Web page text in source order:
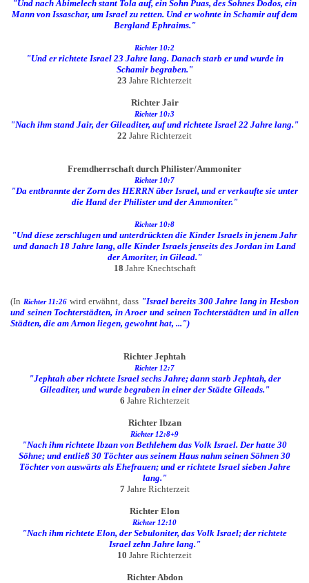
"Und nach Abimelech stant Tola auf, ein Sohn Puas, des Sohnes Dodos, ein
Mann von Issaschar, um Israel zu retten. Und er wohnte in Schamir auf dem
Bergland Ephraims."
Richter 10:2
"Und er richtete Israel 23 Jahre lang. Danach starb er und wurde in
Schamir begraben."
23 Jahre Richterzeit
Richter Jair
Richter 10:3
"Nach ihm stand Jair, der Gileaditer, auf und richtete Israel 22 Jahre lang."
22 Jahre Richterzeit
Fremdherrschaft durch Philister/Ammoniter
Richter 10:7
"Da entbrannte der Zorn des HERRN über Israel, und er verkaufte sie unter
die Hand der Philister und der Ammoniter."
Richter 10:8
"Und diese zerschlugen und unterdrückten die Kinder Israels in jenem Jahr
und danach 18 Jahre lang, alle Kinder Israels jenseits des Jordan im Land
der Amoriter, in Gilead."
18 Jahre Knechtschaft
(In Richter 11:26 wird erwähnt, dass "Israel bereits 300 Jahre lang in Hesbon
und seinen Tochterstädten, in Aroer und seinen Tochterstädten und in allen
Städten, die am Arnon liegen, gewohnt hat, ...")
Richter Jephtah
Richter 12:7
"Jephtah aber richtete Israel sechs Jahre; dann starb Jephtah, der
Gileaditer, und wurde begraben in einer der Städte Gileads."
6 Jahre Richterzeit
Richter Ibzan
Richter 12:8+9
"Nach ihm richtete Ibzan von Bethlehem das Volk Israel. Der hatte 30
Söhne; und entließ 30 Töchter aus seinem Haus nahm seinen Söhnen 30
Töchter von auswärts als Ehefrauen; und er richtete Israel sieben Jahre
lang."
7Jahre Richterzeit
Richter Elon
Richter 12:10
"Nach ihm richtete Elon, der Sebuloniter, das Volk Israel; der richtete
Israel zehn Jahre lang."
10 Jahre Richterzeit
Richter Abdon